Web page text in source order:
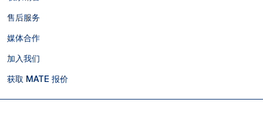
售后服务
媒体合作
加入我们
获取 MATE 报价